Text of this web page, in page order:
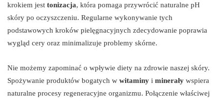
krokiem jest tonizacja, która pomaga przywrócić naturalne pH
skóry po oczyszczeniu. Regularne wykonywanie tych
podstawowych kroków pielęgnacyjnych zdecydowanie poprawia
wygląd cery oraz minimalizuje problemy skórne.
Nie możemy zapominać o wpływie diety na zdrowie naszej skóry.
Spożywanie produktów bogatych w witaminy i minerały wspiera
naturalne procesy regeneracyjne organizmu. Połączenie właściwej